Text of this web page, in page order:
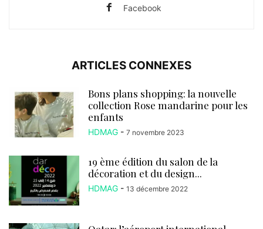
Facebook
ARTICLES CONNEXES
Bons plans shopping: la nouvelle
collection Rose mandarine pour les
enfants
HDMAG - 7 novembre 2023
19 ème édition du salon de la
décoration et du design...
HDMAG - 13 décembre 2022